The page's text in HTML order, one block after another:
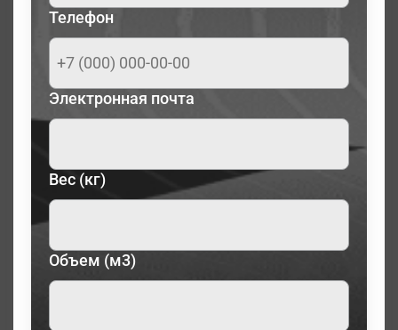
Телефон
Электронная почта
Вес (кг)
Объем (м3)